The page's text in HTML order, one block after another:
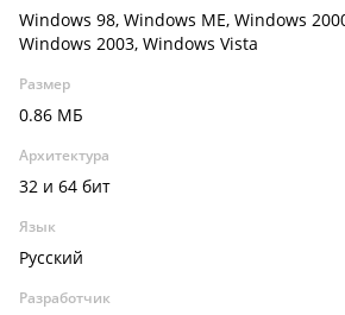
Windows 98, Windows ME, Windows
Windows 2003, Windows Vista
Размер
0.86 МБ
Архитектура
32 и 64 бит
Язык
Русский
Разработчик